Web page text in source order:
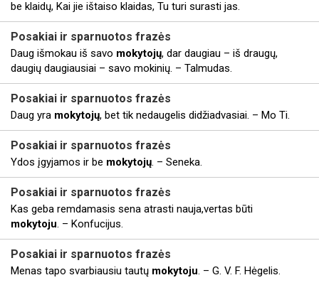
be klaidų, Kai jie ištaiso klaidas, Tu turi surasti jas.
Posakiai ir sparnuotos frazės
Daug išmokau iš savo mokytojų, dar daugiau – iš draugų,
daugių daugiausiai – savo mokinių. – Talmudas.
Posakiai ir sparnuotos frazės
Daug yra mokytojų, bet tik nedaugelis didžiadvasiai. – Mo Ti.
Posakiai ir sparnuotos frazės
Ydos įgyjamos ir be mokytojų. – Seneka.
Posakiai ir sparnuotos frazės
Kas geba remdamasis sena atrasti nauja,vertas būti
mokytoju. – Konfucijus.
Posakiai ir sparnuotos frazės
Menas tapo svarbiausiu tautų mokytoju. – G. V. F. Hėgelis.